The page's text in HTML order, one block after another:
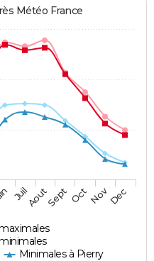
Météo France
Minimales à Pierry
JuilAoutSept OctNovDec